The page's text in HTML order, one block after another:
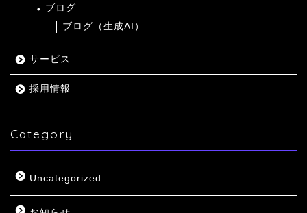
ブログ
ブログ（生成AI）
サービス
採用情報
Category
Uncategorized